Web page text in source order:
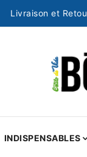
Livraison et
INDISPENSABLES